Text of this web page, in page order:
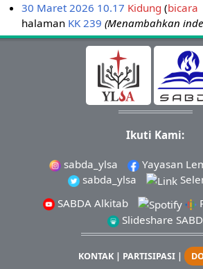
30 Maret 2026 10.17 Kidung bicara
halaman KK 239 (Menambahkan
Ikuti Kami:
sabda_ylsa
Yayasan
sabda_ylsa
SABDA Alkitab
Slideshare
KONTAK| PARTISIPASI|